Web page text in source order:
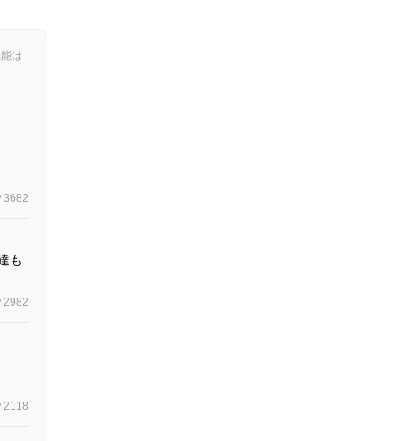
は
3682
も
2982
2118